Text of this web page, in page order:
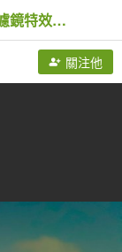
陽明山夜景琉璃光20240228 V.清透濾鏡特效修圖
關注他